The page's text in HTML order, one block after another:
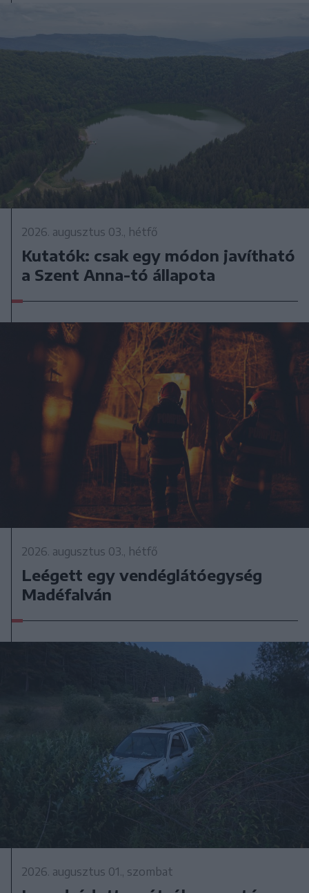
2026. augusztus 03., hétfő
Kutatók: csak egy módon javítható
a Szent Anna-tó állapota
2026. augusztus 03., hétfő
Leégett egy vendéglátóegység
Madéfalván
2026. augusztus 01., szombat